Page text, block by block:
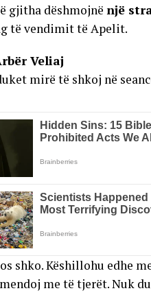
gjitha dëshmojnë një
të vendimit të Apelit.
Veliaj
mirë të shkoj në
shko. Këshillohu edhe
mendoj me të tjerët. Nuk